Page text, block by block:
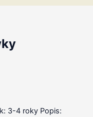
3-4 roky Popis: